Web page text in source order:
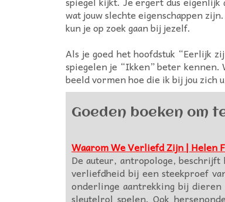
wat jouw slechte eigenschappen
kun je op zoek gaan bij jezelf.
Als je goed het hoofdstuk “Eerlijk
spiegelen je “Ikken” beter kennen.
beeld vormen hoe die ik bij jou zich
Goeden boeken om
Waarom We Verliefd Zijn | Helen
De auteur, antropologe,
verliefdheid bij een steekproef
onderlinge aantrekking bij
sleutelrol spelen. Ook